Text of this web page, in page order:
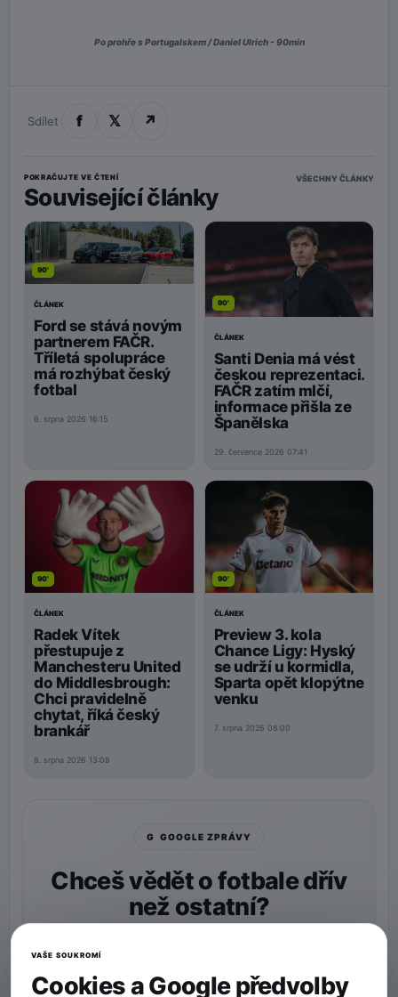
Po prohře s Portugalskem / Daniel Ulrich - 90min
Sdílet f 𝕏 ↗
POKRAČUJTE VE ČTENÍ
Související články
VŠECHNY ČLÁNKY
90'
ČLÁNEK
Ford se stává novým
partnerem FAČR.
Tříletá spolupráce
má rozhýbat český
fotbal
6. srpna 2026 16:15
90'
ČLÁNEK
Santi Denia má vést
českou reprezentaci.
FAČR zatím mlčí,
informace přišla ze
Španělska
29. července 2026 07:41
90'
ČLÁNEK
Radek Vítek
přestupuje z
Manchesteru United
do Middlesbrough:
Chci pravidelně
chytat, říká český
brankář
8. srpna 2026 13:08
90'
ČLÁNEK
Preview 3. kola
Chance Ligy: Hyský
se udrží u kormidla,
Sparta opět klopýtne
venku
7. srpna 2026 08:00
G GOOGLE ZPRÁVY
Chceš vědět o fotbale dřív
než ostatní?
VAŠE SOUKROMÍ
Cookies a Google předvolby